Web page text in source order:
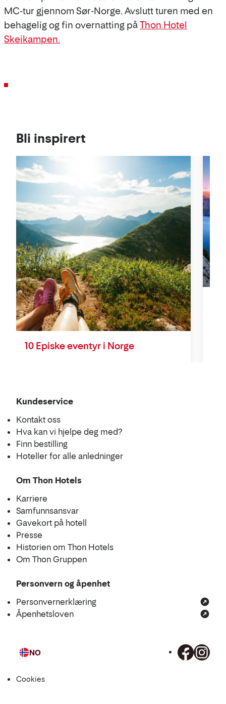
MC-tur gjennom Sør-Norge. Avslutt turen med en
behagelig og fin overnatting påThon Hotel
Skeikampen.
Bli inspirert
10 Episke eventyr i Norge
Kundeservice
Kontakt oss
Hva kan vi hjelpe deg med?
Finn bestilling
Hoteller for alle anledninger
Om Thon Hotels
Karriere
Samfunnsansvar
Gavekort på hotell
Presse
Historien om Thon Hotels
Om Thon Gruppen
Personvern og åpenhet
Personvernerklæring
Åpenhetsloven
Språk
NO
Cookies